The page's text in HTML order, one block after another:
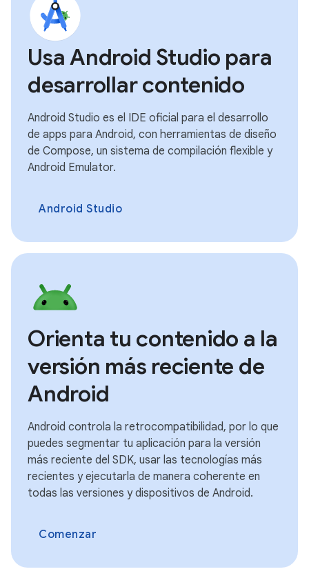
Usa Android Studio para
desarrollar contenido
Android Studio es el IDE oficial para el desarrollo
de apps para Android, con herramientas de diseño
de Compose, un sistema de compilación flexible y
Android Emulator.
Android Studio
Orienta tu contenido a la
versión más reciente de
Android
Android controla la retrocompatibilidad, por lo que
puedes segmentar tu aplicación para la versión
más reciente del SDK, usar las tecnologías más
recientes y ejecutarla de manera coherente en
todas las versiones y dispositivos de Android.
Comenzar